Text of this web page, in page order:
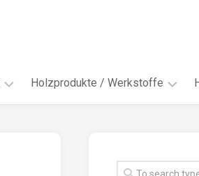
Holzprodukte / Werkstoffe